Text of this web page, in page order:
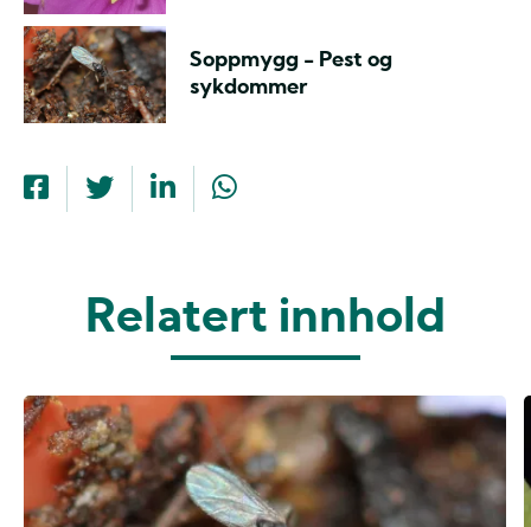
Soppmygg - Pest og
sykdommer
Relatert innhold